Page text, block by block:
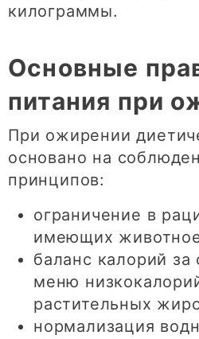
килограммы.
Основные
питания при
При ожирении
основано на
принципов:
ограничение в
имеющих
баланс калорий за
меню
растительных
нормализация